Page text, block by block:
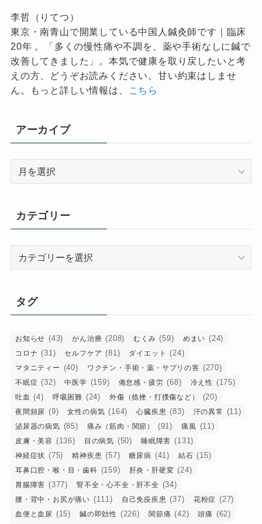
李哲（りてつ）
東京・南青山で開業している中国人鍼灸師です｜臨床
20年 。「多くの慢性痛や不調を、薬や手術なしに鍼で
改善してきました」。本気で健康を取り戻したいと考
えの方、どうぞお読みください。甘い約束はしませ
ん。もっと詳しい情報は、
こちら
アーカイブ
ブ
カテゴリー
ー
タグ
お知らせ (43) がん治療 (208) むくみ (59) めまい (24)
コロナ (31) セルフケア (81) ダイエット (24)
マタニティー (40) ワクチン・手術・薬・サプリの害 (270)
不眠症 (32) 中医学 (159) 倦怠感・疲労 (68) 冷え性 (175)
吐血 (4) 呼吸困難 (24) 外傷（捻挫・打撲傷など） (20)
夜間頻尿 (9) 女性の病気 (164) 心臓疾患 (83) 汗の異常 (11)
泌尿器の病気 (85) 痛み（筋肉・関節） (91) 痛風 (11)
皮膚・美容 (136) 目の病気 (50) 睡眠障害 (131)
神経症状 (75) 精神疾患 (57) 糖尿病 (41) 結石 (15)
耳鼻口腔・喉・目・歯科 (159) 肝炎・肝硬変 (24)
胃腸障害 (377) 腎不全・心不全・肝不全 (34)
腰・背中・お尻が痛い (111) 自己免疫疾患 (37) 花粉症 (27)
血便と血尿 (15) 鍼の即効性 (226) 関節痛 (42) 頭痛 (62)